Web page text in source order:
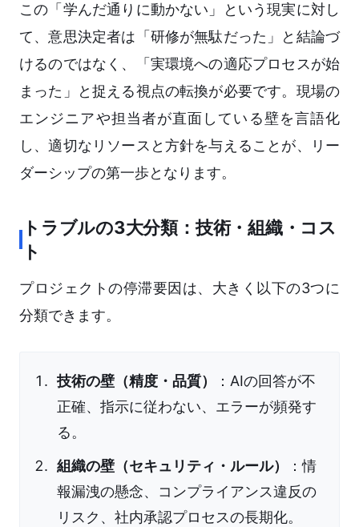
この「学んだ通りに動かない」という現実に対し
て、意思決定者は「研修が無駄だった」と結論づ
けるのではなく、「実環境への適応プロセスが始
まった」と捉える視点の転換が必要です。現場の
エンジニアや担当者が直面している壁を言語化
し、適切なリソースと方針を与えることが、リー
ダーシップの第一歩となります。
トラブルの3大分類：技術・組織・コス
ト
プロジェクトの停滞要因は、大きく以下の3つに
分類できます。
技術の壁（精度・品質）
：AIの回答が不
正確、指示に従わない、エラーが頻発す
る。
組織の壁（セキュリティ・ルール）
：情
報漏洩の懸念、コンプライアンス違反の
リスク、社内承認プロセスの長期化。